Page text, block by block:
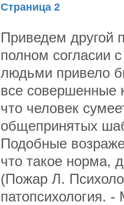
Страница 2
Приведем другой
полном согласии
людьми привело
все совершенные
что человек
общепринятых
Подобные
что такое норма,
(Пожар Л.
патопсихология.